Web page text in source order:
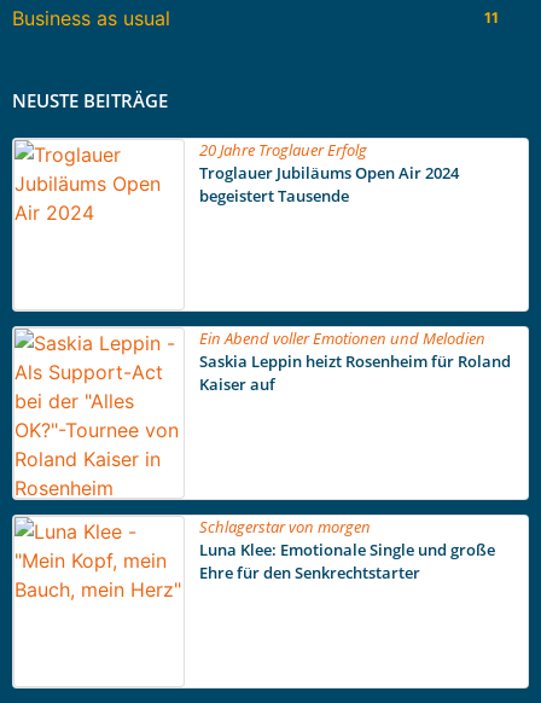
Business as usual 11
NEUSTE BEITRÄGE
20 Jahre Troglauer Erfolg
Troglauer Jubiläums Open Air 2024
begeistert Tausende
Ein Abend voller Emotionen und Melodien
Saskia Leppin heizt Rosenheim für Roland
Kaiser auf
Schlagerstar von morgen
Luna Klee: Emotionale Single und große
Ehre für den Senkrechtstarter